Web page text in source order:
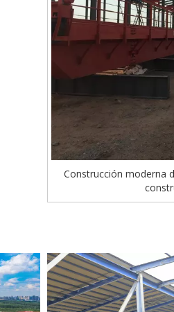
Construcción moderna